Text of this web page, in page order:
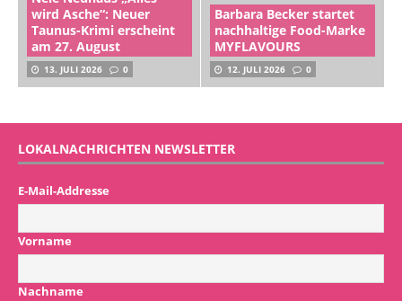
wird Asche“: Neuer
Taunus-Krimi erscheint
am 27. August
13. JULI 2026 0
Barbara Becker startet
nachhaltige Food-Marke
MYFLAVOURS
12. JULI 2026 0
LOKALNACHRICHTEN NEWSLETTER
E-Mail-Addresse
Vorname
Nachname